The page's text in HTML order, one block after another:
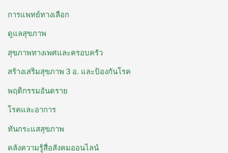
การแพทย์ทางเลือก
ดูแลสุขภาพ
สุขภาพทางเพศและครอบครัว
สร้างเสริมสุขภาพ 3 อ. ​และป้องกันโรค
พฤติกรรมอันตราย
โรคและอาการ
ทันกระแสสุขภาพ
คลังความรู้สื่อสังคมออนไลน์